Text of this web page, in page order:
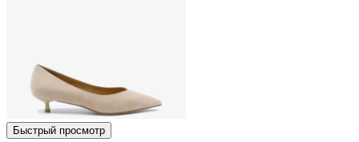
Быстрый просмотр